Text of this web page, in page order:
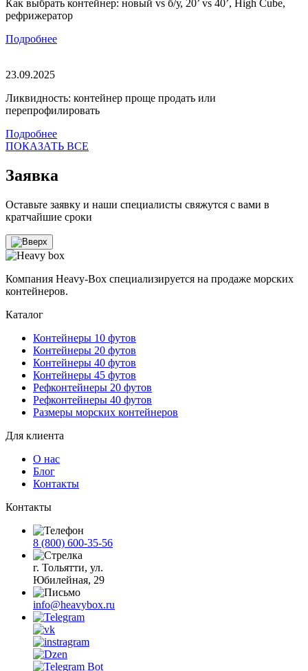
Как выбрать контейнер: новый vs б/у, 20’ vs 40’, High Cube,
рефрижератор
Подробнее
23.09.2025
Ликвидность: контейнер проще продать или
перепрофилировать
Подробнее
ПОКАЗАТЬ ВСЕ
Заявка
Оставьте заявку и наши специалисты свяжутся с вами в
кратчайшие сроки
Компания Heavy-Box специализируется на продаже морских
контейнеров.
Каталог
Контейнеры 10 футов
Контейнеры 20 футов
Контейнеры 40 футов
Контейнеры 45 футов
Рефконтейнеры 20 футов
Рефконтейнеры 40 футов
Размеры морских контейнеров
Для клиента
О нас
Блог
Контакты
Контакты
8 (800) 600-35-56
г. Тольятти, ул.
Юбилейная, 29
info@heavybox.ru